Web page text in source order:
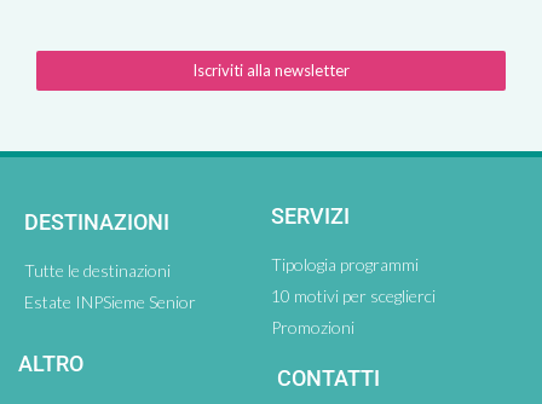
Iscriviti alla newsletter
DESTINAZIONI
Tutte le destinazioni
Estate INPSieme Senior
SERVIZI
Tipologia programmi
10 motivi per sceglierci
Promozioni
ALTRO
CONTATTI